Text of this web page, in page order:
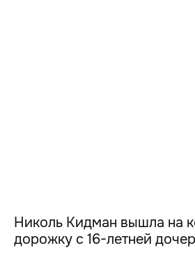
Николь Кидман вышла на
дорожку с 16-летней